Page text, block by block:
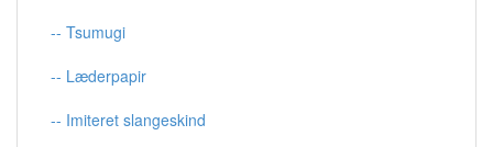
-- Tsumugi
-- Læderpapir
-- Imiteret slangeskind